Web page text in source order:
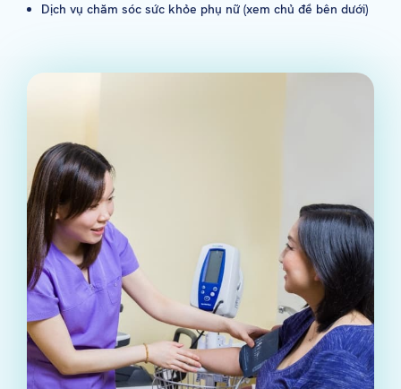
Dịch vụ chăm sóc sức khỏe phụ nữ (xem chủ đề bên dưới)